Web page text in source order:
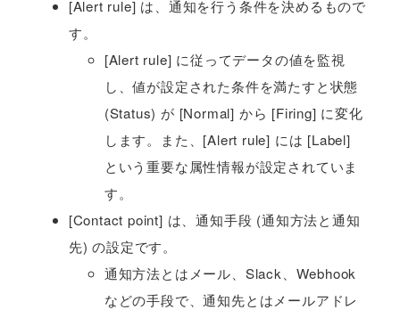
[Alert rule] は、通知を行う条件を決めるもので
す。
[Alert rule] に従ってデータの値を監視
し、値が設定された条件を満たすと状態
(Status) が [Normal] から [Firing] に変化
します。また、[Alert rule] には [Label]
という重要な属性情報が設定されていま
す。
[Contact point] は、通知手段 (通知方法と通知
先) の設定です。
通知方法とはメール、Slack、Webhook
などの手段で、通知先とはメールアドレ